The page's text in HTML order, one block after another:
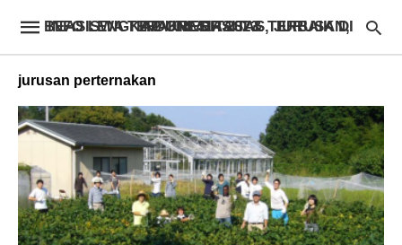
INFO LENGKAP UNIVERSITAS, JURUSAN, BEASISWA TERAKREDITASI & TERBAIK DI INDONESIA 2023
jurusan perternakan